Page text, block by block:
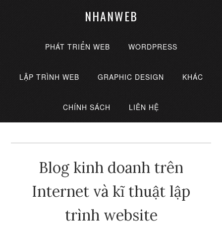
NHANWEB
PHÁT TRIỂN WEB WORDPRESS
LẬP TRÌNH WEB GRAPHIC DESIGN KHÁC
CHÍNH SÁCH LIÊN HỆ
Blog kinh doanh trên
Internet và kĩ thuật lập
trình website